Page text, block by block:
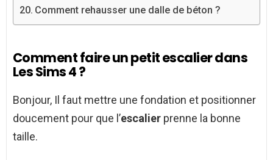
Comment rehausser une dalle de béton ?
Comment faire un petit escalier dans
Les Sims 4 ?
Bonjour, Il faut mettre une fondation et positionner
doucement pour que l’escalier prenne la bonne
taille.